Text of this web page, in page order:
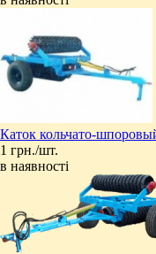
Каток кольчато-
1 грн./шт.
в наявності